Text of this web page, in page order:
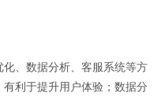
、数据分析、客服系统等方
利于提升用户体验；数据分